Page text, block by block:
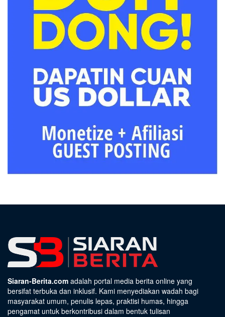
Siaran-Berita.com adalah portal media berita online yang
bersifat terbuka dan inklusif. Kami menyediakan wadah bagi
masyarakat umum, penulis lepas, praktisi humas, hingga
pengamat untuk berkontribusi dalam bentuk tulisan